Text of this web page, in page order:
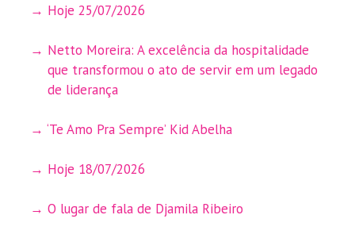
Hoje 25/07/2026
Netto Moreira: A excelência da hospitalidade
que transformou o ato de servir em um legado
de liderança
‘Te Amo Pra Sempre’ Kid Abelha
Hoje 18/07/2026
O lugar de fala de Djamila Ribeiro